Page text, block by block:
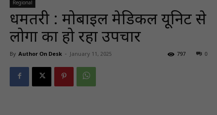
Regional
धमतरी : मोबाइल मेडिकल यूनिट से
लोगों का हो रहा उपचार
By Author On Desk - January 11, 2025 0
797